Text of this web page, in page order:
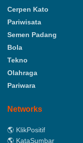
Cerpen Kato
Pariwisata
Semen Padang
Bola
Tekno
Olahraga
Pariwara
Networks
🌎 KlikPositif
🌎 KataSumbar